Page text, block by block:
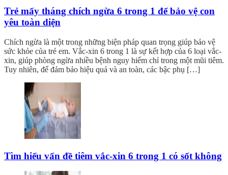
Trẻ mấy tháng chích ngừa 6 trong 1 để bảo vệ con
yêu toàn diện
Chích ngừa là một trong những biện pháp quan trọng giúp bảo vệ
sức khỏe của trẻ em. Vắc-xin 6 trong 1 là sự kết hợp của 6 loại vắc-
xin, giúp phòng ngừa nhiều bệnh nguy hiểm chỉ trong một mũi tiêm.
Tuy nhiên, để đảm bảo hiệu quả và an toàn, các bậc phụ […]
Tìm hiểu vấn đề tiêm vắc-xin 6 trong 1 có sốt không